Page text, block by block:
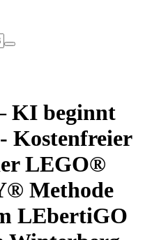
KI beginnt
Kostenfreier
LEGO®
Methode
LEbertiGO